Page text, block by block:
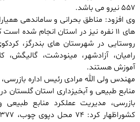
۵۵۷ نیرو می باشد.
وی افزود: مناطق بحرانی و ساماندهی
روستایی در شهرستان های بندرگز،
رامیان، آزادشهر، مینودشت، گالیگش،
آموزش هستند.
مهندس ولی الله مرادی رئیس اداره
منابع طبیعی و آبخیزداری استان گلستان
بازرسی، مدیریت عملکرد منابع طبیعی